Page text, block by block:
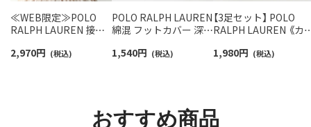
≪WEB限定≫POLO
RALPH LAUREN 接触
ームカバー ＆ レッグウ
2,970円 (税込)
POLO RALPH LAUREN
綿混 フットカバー 深履
カバーソックス レディ
1,540円 (税込)
【3足セット】 POLO
RALPH LAUREN 《カ
ーチサポート ワンポ
1,980円 (税込)
おすすめ商品